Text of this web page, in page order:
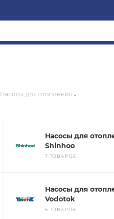
Насосы для отопления
Насосы для
Shinhoo
7 ТОВАРОВ
Насосы для
Vodotok
6 ТОВАРОВ